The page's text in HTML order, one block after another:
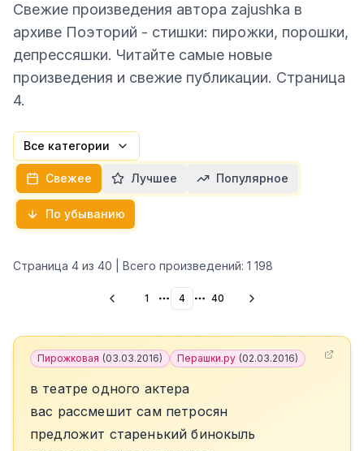
Свежие произведения автора zajushka в
архиве Поэторий - стишки: пирожки, порошки,
депрессяшки. Читайте самые новые
произведения и свежие публикации. Страница
4.
Все категории
Свежее Лучшее Популярное
По убыванию
Страница 4 из 40 | Всего произведений: 1 198
1 More pages
4 More pages
40
Пирожковая (03.03.2016) Перашки.ру (02.03.2016)
в театре одного актера
вас рассмешит сам петросян
предложит старенький бинокыль